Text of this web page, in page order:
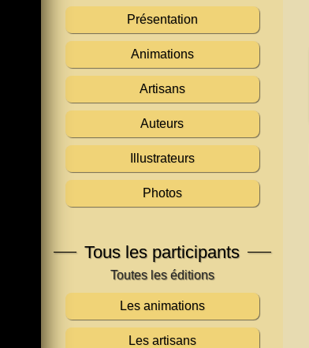
Présentation
Animations
Artisans
Auteurs
Illustrateurs
Photos
Tous les participants
Les animations
Les artisans